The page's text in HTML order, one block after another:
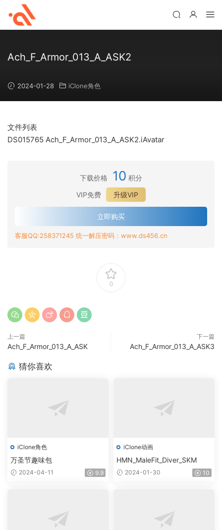
Ach_F_Armor_013_A_ASK2
2024-01-28 iClone角色
文件列表
DS015765 Ach_F_Armor_013_A_ASK2.iAvatar
下载价格 10 积分
VIP免费
升级VIP
立即购买
客服QQ:258371245 统一解压密码：www.ds456.cn
0
上一篇
Ach_F_Armor_013_A_ASK
下一篇
Ach_F_Armor_013_A_ASK3
猜你喜欢
iClone角色
万圣节趣味包
2024-04-11 9.9
iClone动画
HMN_MaleFit_Diver_SKM
2024-01-30 10